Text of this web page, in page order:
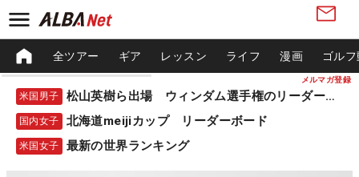
メルマガ登録
全ツアー ギア レッスン ライフ 漫画 ゴル
米国男子 松山英樹ら出場 ウィンダム選手権のリーダーボード
国内女子 北海道meijiカップ リーダーボード
米国女子 最新の世界ランキング